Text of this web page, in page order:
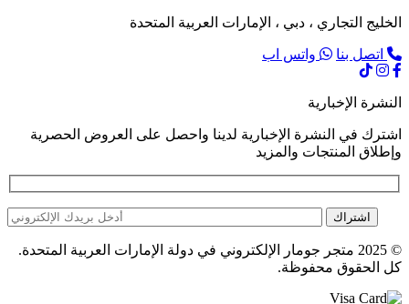
الخليج التجاري ، دبي ، الإمارات العربية المتحدة
اتصل بنا واتس اب
النشرة الإخبارية
اشترك في النشرة الإخبارية لدينا واحصل على العروض الحصرية
وإطلاق المنتجات والمزيد
اشتراك
© 2025 متجر جومار الإلكتروني في دولة الإمارات العربية المتحدة.
كل الحقوق محفوظة.